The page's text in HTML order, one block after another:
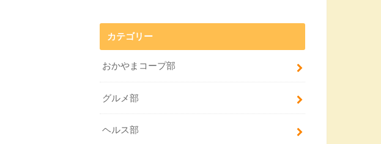
カテゴリー
おかやまコープ部
グルメ部
ヘルス部